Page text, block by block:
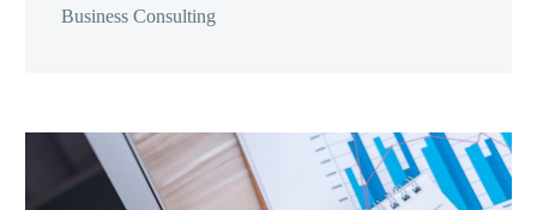
Business Consulting